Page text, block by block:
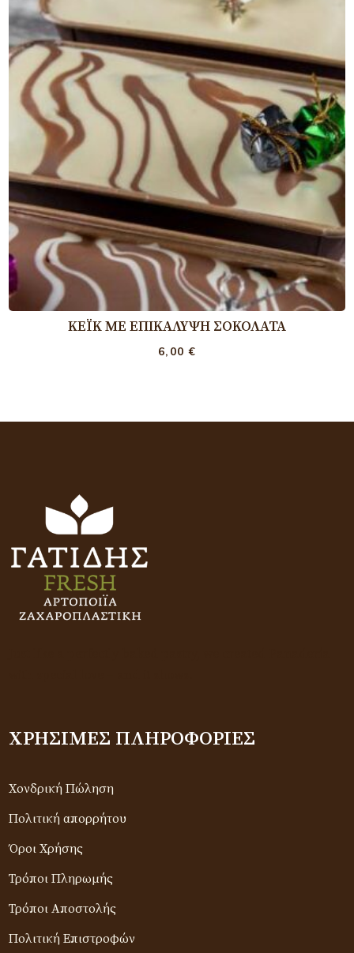
ΚΈΙΚ ΜΕ ΕΠΙΚΆΛΥΨΗ ΣΟΚΟΛΆΤΑ
6,00€
ΧΡΉΣΙΜΕΣ ΠΛΗΡΟΦΟΡΊΕΣ
Χονδρική Πώληση
Πολιτική απορρήτου
Όροι Χρήσης
Τρόποι Πληρωμής
Τρόποι Αποστολής
Πολιτική Επιστροφών